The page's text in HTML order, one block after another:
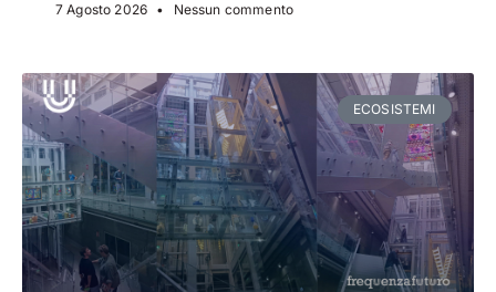
7 Agosto 2026 Nessun commento
ECOSISTEMI